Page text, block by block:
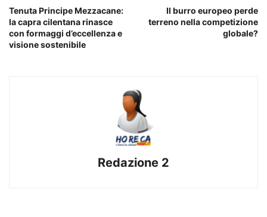
Tenuta Principe Mezzacane:
la capra cilentana rinasce
con formaggi d’eccellenza e
visione sostenibile
Il burro europeo perde
terreno nella competizione
globale?
Redazione 2